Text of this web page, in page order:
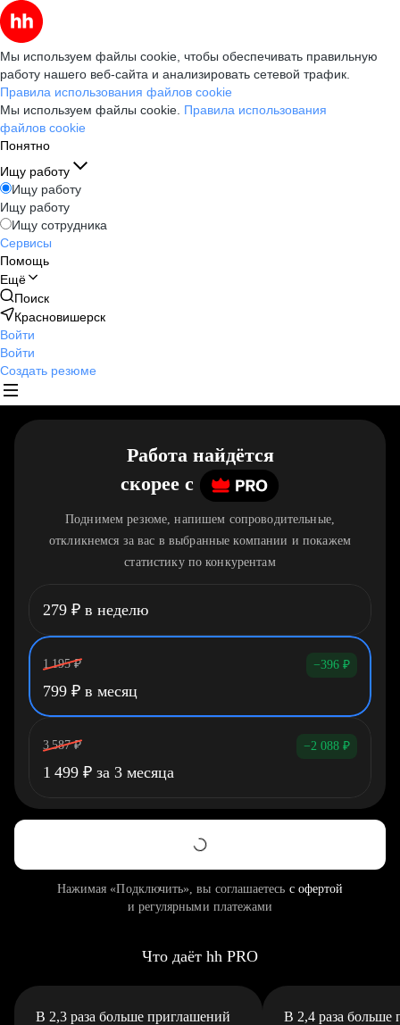
Мы используем файлы cookie, чтобы обеспечивать правильную
работу нашего веб-сайта и анализировать сетевой трафик.
Правила использования файлов cookie
Мы используем файлы cookie. Правила использования
файлов cookie
Понятно
Ищу работу
Ищу работу
Ищу работу
Ищу сотрудника
Сервисы
Помощь
Ещё
Поиск
Красновишерск
Войти
Войти
Создать резюме
Работа найдётся
скорее c
Поднимем резюме, напишем сопроводительные,
откликнемся за вас в выбранные компании и покажем
статистику по конкурентам
279 ₽ в неделю
1 195 ₽ −396 ₽
799 ₽ в месяц
3 587 ₽ −2 088 ₽
1 499 ₽ за 3 месяца
Нажимая «Подключить», вы соглашаетесь с офертой
и регулярными платежами
Что даёт hh PRO
В 2,3 раза больше приглашений В 2,4 раза больше